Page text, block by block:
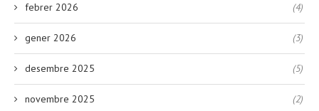
febrer 2026 (4)
gener 2026 (3)
desembre 2025 (5)
novembre 2025 (2)